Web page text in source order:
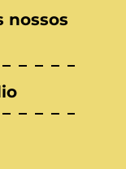
nossos